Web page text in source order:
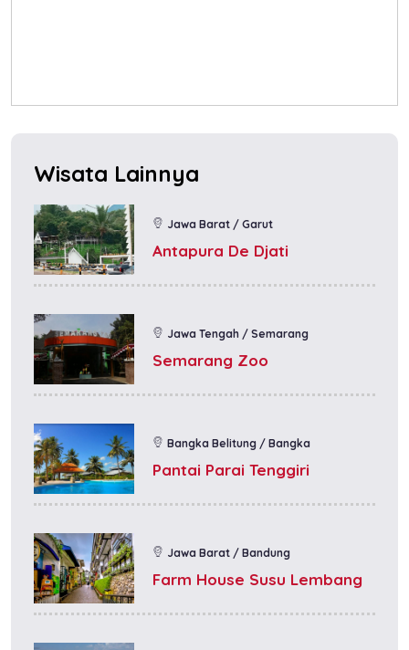
Wisata Lainnya
Jawa Barat / Garut
Antapura De Djati
Jawa Tengah / Semarang
Semarang Zoo
Bangka Belitung / Bangka
Pantai Parai Tenggiri
Jawa Barat / Bandung
Farm House Susu Lembang